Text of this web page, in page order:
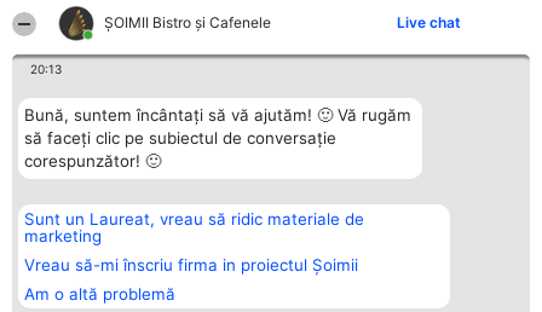
ȘOIMII Bistro și Cafenele Live chat
20:13
Bună, suntem încântați să vă ajutăm! 🙂 Vă rugăm
să faceți clic pe subiectul de conversație
corespunzător! 🙂
Sunt un Laureat, vreau să ridic materiale de
marketing
Vreau să-mi înscriu firma in proiectul Șoimii
Am o altă problemă
Organizator Ranking
BRIGHT SOLUTIONS BR SRL
Aleea Timisul De Sus 2 Bl. A30
Sc. A Et. 4 Ap. 13 Cod 061952
București
Plebiscyt
Lista Tuturor
Laureaților
Contact